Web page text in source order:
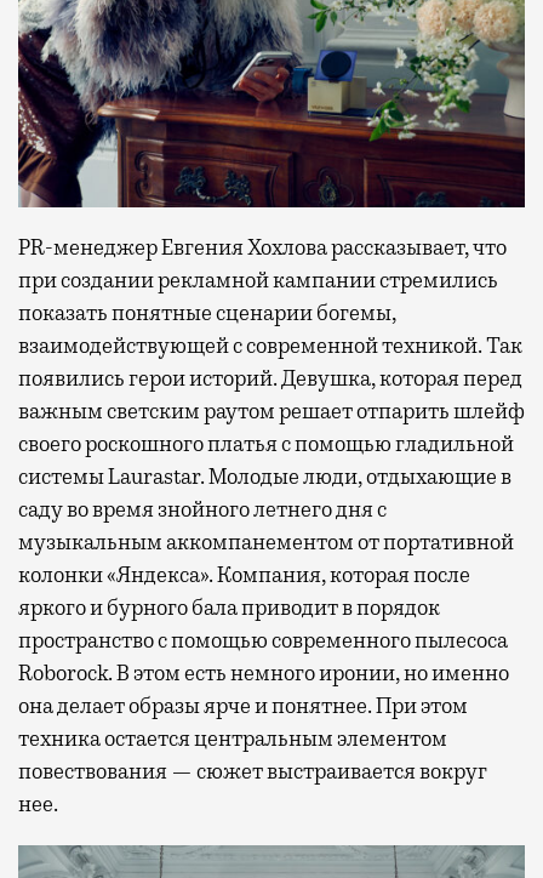
PR-менеджер Евгения Хохлова рассказывает, что
при создании рекламной кампании стремились
показать понятные сценарии богемы,
взаимодействующей с современной техникой. Так
появились герои историй. Девушка, которая перед
важным светским раутом решает отпарить шлейф
своего роскошного платья с помощью гладильной
системы Laurastar. Молодые люди, отдыхающие в
саду во время знойного летнего дня с
музыкальным аккомпанементом от портативной
колонки «Яндекса». Компания, которая после
яркого и бурного бала приводит в порядок
пространство с помощью современного пылесоса
Roborock. В этом есть немного иронии, но именно
она делает образы ярче и понятнее. При этом
техника остается центральным элементом
повествования — сюжет выстраивается вокруг
нее.